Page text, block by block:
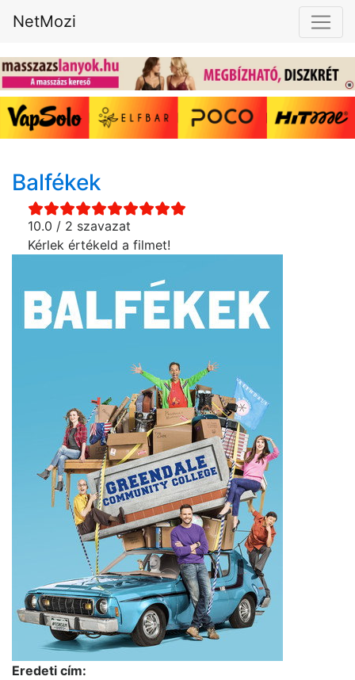
NetMozi
Balfékek
10.0 / 2 szavazat
Kérlek értékeld a filmet!
Eredeti cím: